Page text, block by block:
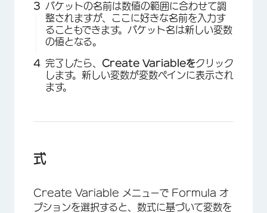
バケットの名前は数値の範囲に合わせて調
整されますが、ここに好きな名前を入力す
ることもできます。バケット名は新しい変数
の値となる。
完了したら、 Create Variableをクリック
します。新しい変数が変数ペインに表示され
ます。
式
Create Variable メニューで Formula オ
プションを選択すると、数式に基づいて変数を